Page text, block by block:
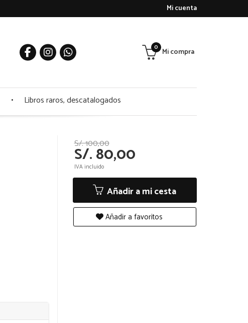
Mi cuenta
Mi compra
0
Libros raros, descatalogados
S/. 100,00
S/. 80,00
IVA incluido
Añadir a mi cesta
Añadir a favoritos